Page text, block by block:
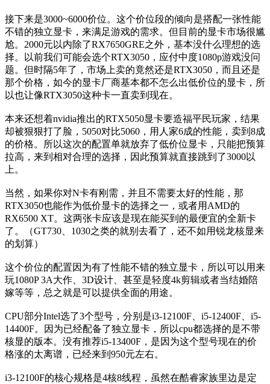
接下来是3000~6000价位。这个价位段的倾向是搭配一张性能
不错的独立显卡，来满足游戏的需求。但目前的显卡市场很尴
尬。2000元以内除了RX7650GRE之外，基本没什么理想的选
择。以前我们可能会选个RTX3050，应付中度1080p游戏没问
题。但时隔5年了，市场上卖的竟然还是RTX3050，而且还是
那个价格，如今的显卡厂商基本都不怎么出低价位的显卡，所
以也让像RTX3050这种卡一直卖到现在。
本来还想着nvidia推出的RTX5050显卡要造福平民玩家，结果
却被狠狠打了脸，5050对比5060，用人家6成的性能，卖到8成
的价格。所以这次的配置单就放弃了低价位显卡，只能把预算
拉高，来到相对合理的选择，因此预算就直接跳到了3000以
上。
当然，如果你对N卡有刚需，并且不需要太好的性能，那
RTX3050也能作为低价显卡的选择之一，或者用AMD的
RX6500 XT。这两张卡应该是现在能买到的最便宜的全新卡
了。（GT730、1030之类的就别去看了，还不如用锐龙核显来
的划算）
这个价位的配置因为有了性能不错的独立显卡，所以可以用来
玩1080P 3A大作、3D设计、甚至是轻度4k剪辑或者当结婚陪
嫁等等，总之就是可以提供全面的用途。
CPU部分Intel选了3个型号，分别是i3-12100F、i5-12400F、i5-
14400F。因为已经配备了独立显卡，所以cpu都选择的是不带
核显的版本。没有推荐i5-13400F，是因为这个型号现在的价
格涨的太离谱，已经来到950元左右。
i3-12100F的核心规格是4核8线程，虽然在酷睿家族里边是定